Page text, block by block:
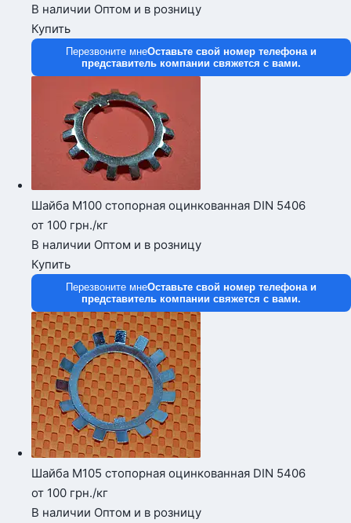
В наличии Оптом и в розницу
Купить
Перезвоните мнеОставьте свой номер телефона и
представитель компании свяжется с вами.
Шайба М100 стопорная оцинкованная DIN 5406
от 100 грн./кг
В наличии Оптом и в розницу
Купить
Перезвоните мнеОставьте свой номер телефона и
представитель компании свяжется с вами.
Шайба М105 стопорная оцинкованная DIN 5406
от 100 грн./кг
В наличии Оптом и в розницу